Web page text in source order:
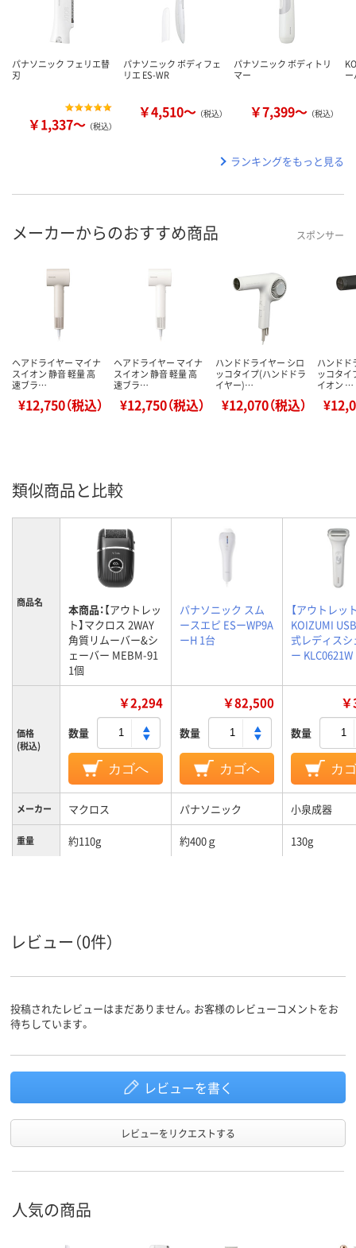
パナソニック フェリエ替
刃
￥1,337～ （税込）
パナソニック ボディフェ
リエ ES-WR
￥4,510～ （税込）
パナソニック ボディトリ
マー
￥7,399～ （税込）
ー
ランキングをもっと見る
メーカーからのおすすめ商品 スポンサー
ヘアドライヤー マイナ
スイオン 静音 軽量 高
速ブラ…
¥12,750（税込）
ヘアドライヤー マイナ
スイオン 静音 軽量 高
速ブラ…
¥12,750（税込）
ハンドドライヤー シロ
ッコタイプ(ハンドドラ
イヤー)…
¥12,070（税込）
ハンドド
ッコタイ
イオン …
類似商品と比較
商品名 本商品：【アウトレッ
ト】マクロス 2WAY
角質リムーバー&シ
ェーバー MEBM-91
1個
パナソニック スム
ースエピ ESーWP9A
ーH 1台
【アウトレッ
KOIZUMI
式レディスシ
ー
価格
(税込)
￥2,294
数量
カゴへ
￥82,500
数量
カゴへ
数量
カ
メーカー マクロス パナソニック 小泉成器
重量 約110g 約400ｇ 130g
レビュー（0件）
投稿されたレビューはまだありません。お客様のレビューコメントをお
待ちしています。
レビューを書く
レビューをリクエストする
人気の商品